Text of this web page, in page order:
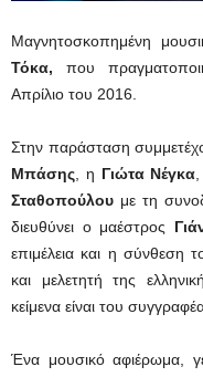
Μαγνητοσκοπημένη
Τόκα,που
Απρίλιο του 2016.
Στην παράσταση
Μπάσης , η Γιώτα Νέγκα
Σταθοπούλου με τη
διευθύνει ο μαέστρος
επιμέλεια και η σύνθεση
και μελετητή της
κείμενα είναι του
Ένα μουσικό αφιέρωμα,